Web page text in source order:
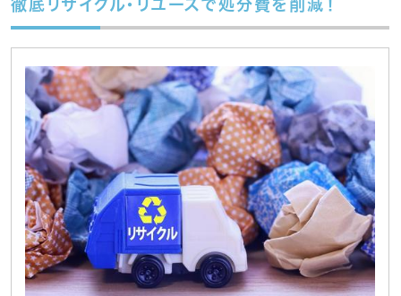
徹底リサイクル・リユースで処分費を削減！